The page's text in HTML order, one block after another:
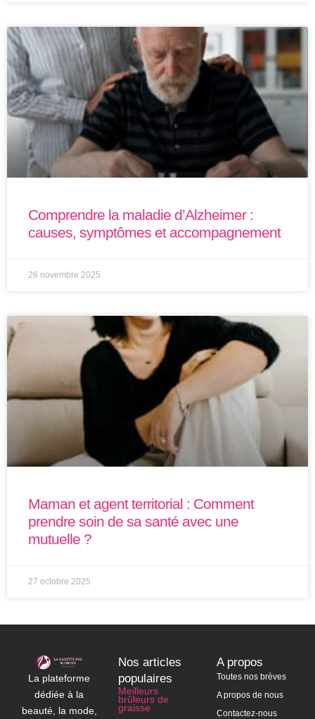
Comprendre la maladie d’Alzheimer :
causes, symptômes et accompagnement
26 novembre 2025
Maman et agent territorial : Comment
prendre soin de sa santé avec une
mutuelle ?
27 octobre 2025
La plateforme
dédiée à la
beauté, la mode,
Nos articles
populaires
Meilleurs
brûleurs de
graisse
A propos
Toutes nos brèves
A propos de nous
Contactez-nous